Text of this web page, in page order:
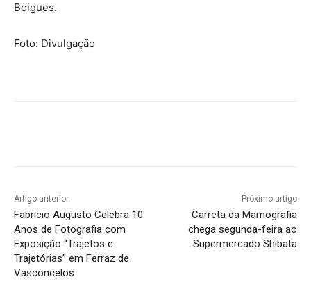
Boigues.
Foto: Divulgação
Artigo anterior
Fabrício Augusto Celebra 10
Anos de Fotografia com
Exposição “Trajetos e
Trajetórias” em Ferraz de
Vasconcelos
Próximo artigo
Carreta da Mamografia
chega segunda-feira ao
Supermercado Shibata